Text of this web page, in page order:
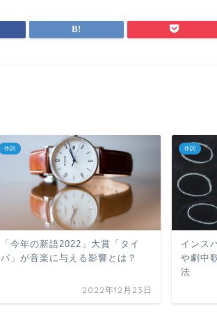
作詞
「今年の新語2022」大賞「タイ
パ」が音楽に与える影響とは？
2022年12月23日
作詞
インス
や劇中
法